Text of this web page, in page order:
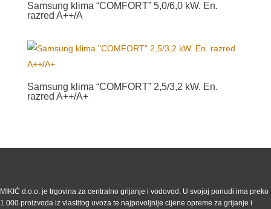
Samsung klima “COMFORT” 5,0/6,0 kW. En.
razred A++/A
Samsung klima “COMFORT” 2,5/3,2 kW. En.
razred A++/A+
MIKIĆ d.o.o. je trgovina za centralno grijanje i vodovod. U svojoj ponudi ima preko
1.000 proizvoda iz vlastitog uvoza te najpovoljnije cijene opreme za grijanje i